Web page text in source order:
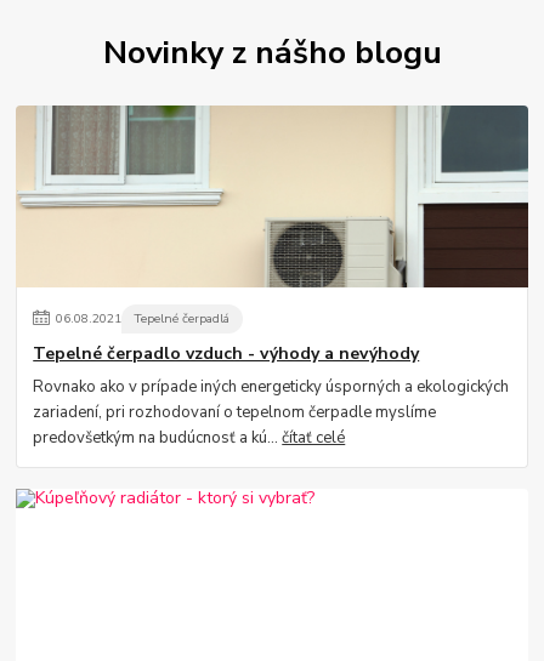
Novinky z nášho blogu
06.08.2021 Tepelné čerpadlá
Tepelné čerpadlo vzduch - výhody a nevýhody
Rovnako ako v prípade iných energeticky úsporných a ekologických
zariadení, pri rozhodovaní o tepelnom čerpadle myslíme
predovšetkým na budúcnosť a kú...čítať celé